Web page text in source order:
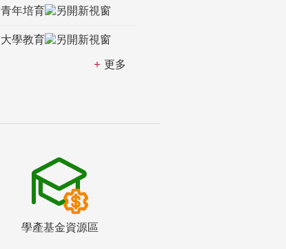
青年培育
大學教育
更多
學產基金資源區